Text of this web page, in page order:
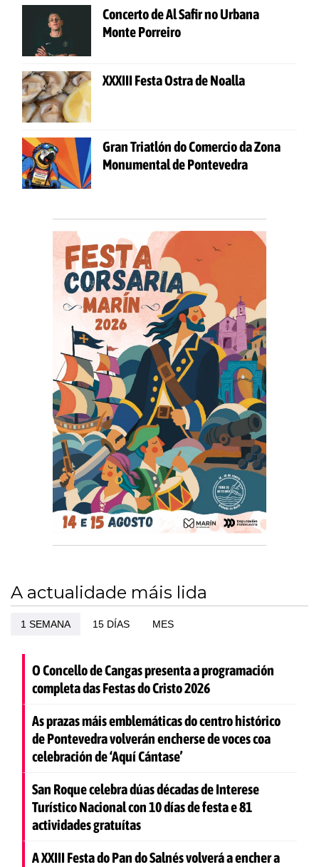
Concerto de Al Safir no Urbana
Monte Porreiro
XXXIII Festa Ostra de Noalla
Gran Triatlón do Comercio da Zona
Monumental de Pontevedra
A actualidade máis lida
1 SEMANA 15 DÍAS MES
O Concello de Cangas presenta a programación
completa das Festas do Cristo 2026
As prazas máis emblemáticas do centro histórico
de Pontevedra volverán encherse de voces coa
celebración de ‘Aquí Cántase’
San Roque celebra dúas décadas de Interese
Turístico Nacional con 10 días de festa e 81
actividades gratuítas
A XXIII Festa do Pan do Salnés volverá a encher a